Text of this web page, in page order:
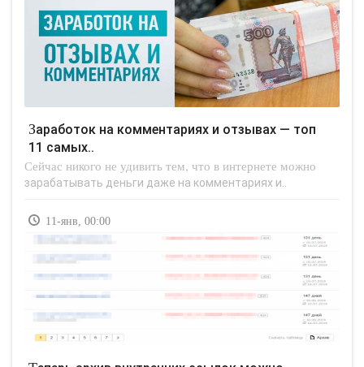
Заработок на комментариях и отзывах — топ
11 самых..
Сейчас никого не удивить тем, что в интернете можно
зарабатывать деньги даже на комментариях и..
11-янв, 00:00